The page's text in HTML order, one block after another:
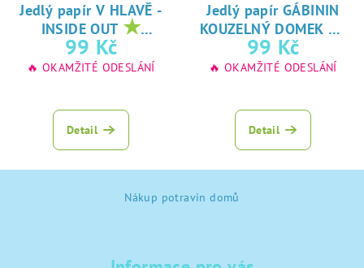
Jedlý papír V HLAVĚ -
INSIDE OUT ★
oblíbený tisk na
jedlý papír
99 Kč
🔥 OKAMŽITÉ ODESLÁNÍ
Detail
Jedlý papír GÁBININ
KOUZELNÝ DOMEK ★
oblíbený tisk na
jedlý papír
99 Kč
🔥 OKAMŽITÉ ODESLÁNÍ
Detail
Nákup potravin domů